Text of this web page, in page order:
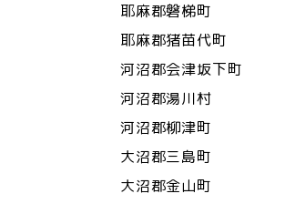
耶麻郡磐梯町
耶麻郡猪苗代町
河沼郡会津坂下町
河沼郡湯川村
河沼郡柳津町
大沼郡三島町
大沼郡金山町